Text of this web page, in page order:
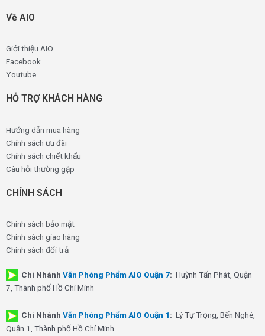
Về AIO
Giới thiệu AIO
Facebook
Youtube
HỖ TRỢ KHÁCH HÀNG
Hướng dẫn mua hàng
Chính sách ưu đãi
Chính sách chiết khấu
Câu hỏi thường gặp
CHÍNH SÁCH
Chính sách bảo mật
Chính sách giao hàng
Chính sách đổi trả
Chi Nhánh Văn Phòng Phẩm AIO Quận 7: Huỳnh Tấn Phát, Quận
7, Thành phố Hồ Chí Minh
Chi Nhánh Văn Phòng Phẩm AIO Quận 1: Lý Tự Trọng, Bến Nghé,
Quận 1, Thành phố Hồ Chí Minh